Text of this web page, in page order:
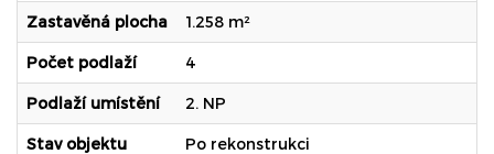
Zastavěná plocha 1.258 m²
Počet podlaží 4
Podlaží umístění 2. NP
Stav objektu Po rekonstrukci